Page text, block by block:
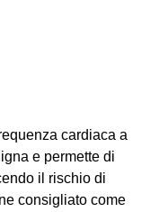
cardiaca a
e permette di
il rischio di
consigliato come